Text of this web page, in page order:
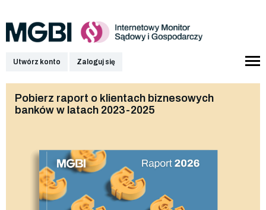
Utwórz konto Zaloguj się
Pobierz raport o klientach biznesowych
banków w latach 2023-2025